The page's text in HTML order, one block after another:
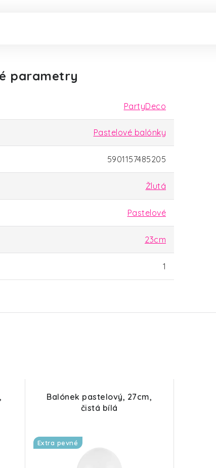
parametry
PartyDeco
Pastelové balónky
5901157485205
Žlutá
Pastelové
23cm
1
Balónek pastelový, 27cm,
čistá bílá
Extra pevné